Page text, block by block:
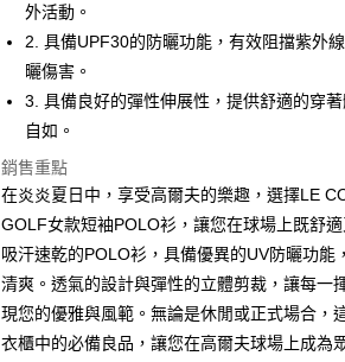
大哥付你分期
相關說明
【大哥付你分期使用說明】
2.付款方式選擇「大哥付你分期」，訂單成立後會自
流程，驗證手機門號後，選擇欲分期的期數、繳款截
3.實際核准額度、可分期數及費用金額請依後續交易
4.訂單成立30分鐘內，如未前往確認交易或遇審核未
消。如遇「轉專審核」未通過狀況，表示未達大哥付
無法說明評估內容。
【繳款方式說明】
1.分期款項不併入電信帳單，「大哥付你分期」於每
醒簡訊。
2.透過簡訊連結打開帳單後，可選擇「超商條碼／台
AFTEE先享後付
相關說明
【關於「AFTEE先享後付」】
AFTEE先享後付是「在收到商品之後才付款」的支付
便利好安心！
１．簡單：不需註冊會員、不需綁卡、不需儲值。
２．便利：只要手機號碼，簡訊認證，即可結帳。
３．安心：先確認商品／服務後，再付款。
【「AFTEE先享後付」結帳流程】
１．於結帳方式選擇「AFTEE先享後付」後，將跳轉
ATM付款
運送方式
全家取貨付款
免運費
外活動。
2. 具備UPF30的防曬功能，有效阻擋紫外
曬傷害。
3. 具備良好的彈性伸展性，提供舒適的穿
自如。
銷售重點
在炎炎夏日中，享受高爾夫的樂趣，選擇LE
GOLF女款短袖POLO衫，讓您在球場上既舒
吸汗速乾的POLO衫，具備優異的UV防曬功能
清爽。透氣的設計與彈性的立體剪裁，讓每一
現您的優雅與風範。無論是休閒或正式場合，
衣櫃中的必備良品，讓您在高爾夫球場上成為